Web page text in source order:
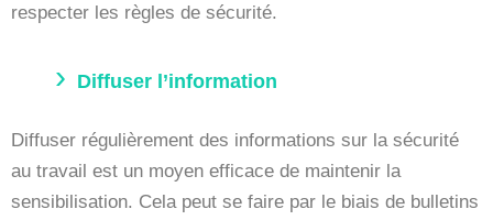
respecter les règles de sécurité.
Diffuser l’information
Diffuser régulièrement des informations sur la sécurité
au travail est un moyen efficace de maintenir la
sensibilisation. Cela peut se faire par le biais de bulletins